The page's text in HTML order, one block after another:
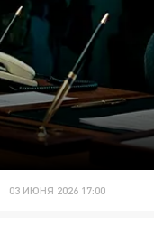
03 ИЮНЯ 2026 17:00